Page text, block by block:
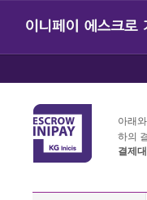
아래
하의
결제